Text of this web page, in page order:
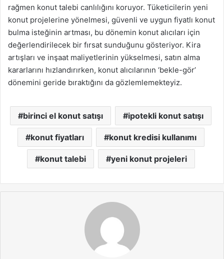
rağmen konut talebi canlılığını koruyor. Tüketicilerin yeni
konut projelerine yönelmesi, güvenli ve uygun fiyatlı konut
bulma isteğinin artması, bu dönemin konut alıcıları için
değerlendirilecek bir fırsat sunduğunu gösteriyor. Kira
artışları ve inşaat maliyetlerinin yükselmesi, satın alma
kararlarını hızlandırırken, konut alıcılarının ‘bekle-gör’
dönemini geride bıraktığını da gözlemlemekteyiz.
birinci el konut satışı ipotekli konut satışı
konut fiyatları konut kredisi kullanımı
konut talebi yeni konut projeleri